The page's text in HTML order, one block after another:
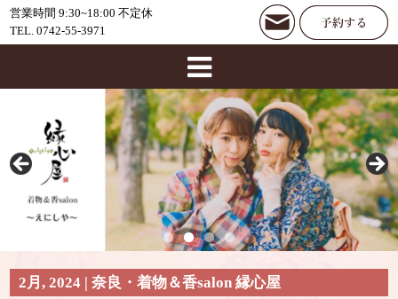
営業時間 9:30~18:00 不定休
TEL. 0742-55-3971
2月, 2024 | 奈良・着物＆香salon 縁心屋